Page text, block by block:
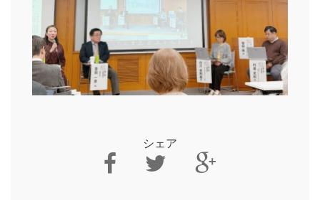
シェア